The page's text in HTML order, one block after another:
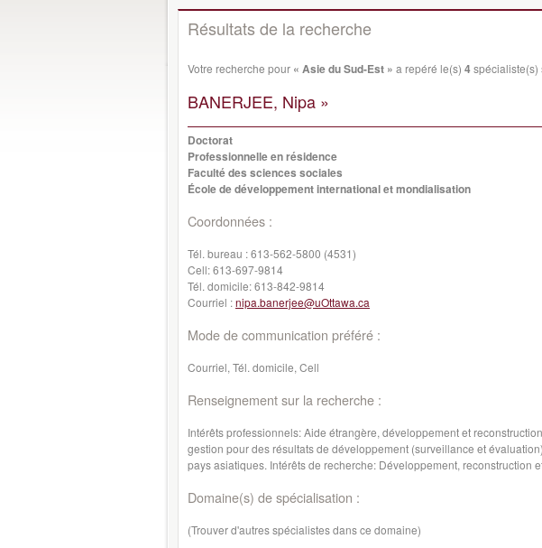
Résultats de la recherche
Votre recherche pour « Asie du Sud-Est » a repéré le(s) 4spécialiste(s)
BANERJEE, Nipa »
Doctorat
Professionnelle en résidence
Faculté des sciences sociales
École de développement international et mondialisation
Coordonnées :
Tél. bureau :613-562-5800 (4531)
Cell:613-697-9814
Tél. domicile:613-842-9814
Courriel :nipa.banerjee@uOttawa.ca
Mode de communication préféré :
Courriel, Tél. domicile, Cell
Renseignement sur la recherche :
Intérêts professionnels: Aide étrangère, développement et
gestion pour des résultats de développement (surveillance et
pays asiatiques. Intérêts de recherche: Développement, reconstruction
Domaine(s) de spécialisation :
(Trouver d'autres spécialistes dans ce domaine)